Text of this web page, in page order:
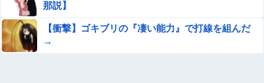
那説】
【衝撃】ゴキブリの『凄い能力』で打線を組んだ
→